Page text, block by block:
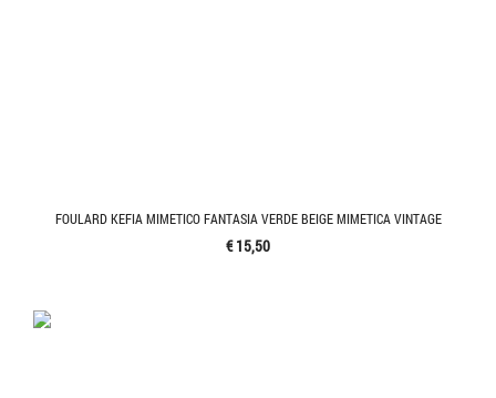
FOULARD KEFIA MIMETICO FANTASIA VERDE BEIGE MIMETICA VINTAGE
€ 15,50